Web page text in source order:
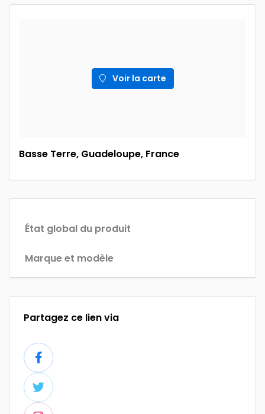
Voir la carte
Basse Terre, Guadeloupe, France
État global du produit
Marque et modèle
Partagez ce lien via